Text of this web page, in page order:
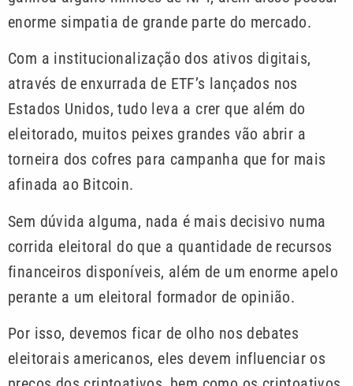
enorme simpatia de grande parte do mercado.
Com a institucionalização dos ativos digitais,
através de enxurrada de ETF’s lançados nos
Estados Unidos, tudo leva a crer que além do
eleitorado, muitos peixes grandes vão abrir a
torneira dos cofres para campanha que for mais
afinada ao Bitcoin.
Sem dúvida alguma, nada é mais decisivo numa
corrida eleitoral do que a quantidade de recursos
financeiros disponíveis, além de um enorme apelo
perante a um eleitoral formador de opinião.
Por isso, devemos ficar de olho nos debates
eleitorais americanos, eles devem influenciar os